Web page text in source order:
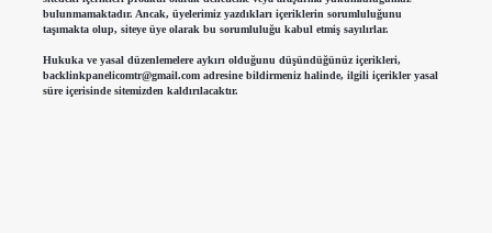
bulunmamaktadır. Ancak, üyelerimiz yazdıkları içeriklerin sorumluluğunu
taşımakta olup, siteye üye olarak bu sorumluluğu kabul etmiş sayılırlar.
Hukuka ve yasal düzenlemelere aykırı olduğunu düşündüğünüz içerikleri,
backlinkpanelicomtr@gmail.comadresine bildirmeniz halinde, ilgili içerikler yasal
süre içerisinde sitemizden kaldırılacaktır.